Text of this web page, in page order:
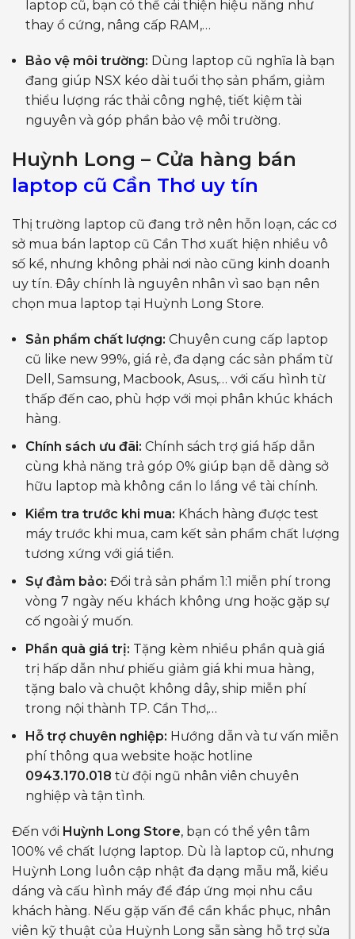
laptop cũ, bạn có thể cải thiện hiệu năng như
thay ổ cứng, nâng cấp RAM,…
Bảo vệ môi trường: Dùng laptop cũ nghĩa là bạn
đang giúp NSX kéo dài tuổi thọ sản phẩm, giảm
thiểu lượng rác thải công nghệ, tiết kiệm tài
nguyên và góp phần bảo vệ môi trường.
Huỳnh Long – Cửa hàng bán
laptop cũ Cần Thơ uy tín
Thị trường laptop cũ đang trở nên hỗn loạn, các cơ
sở mua bán laptop cũ Cần Thơ xuất hiện nhiều vô
số kể, nhưng không phải nơi nào cũng kinh doanh
uy tín. Đây chính là nguyên nhân vì sao bạn nên
chọn mua laptop tại Huỳnh Long Store.
Sản phẩm chất lượng: Chuyên cung cấp laptop
cũ like new 99%, giá rẻ, đa dạng các sản phẩm từ
Dell, Samsung, Macbook, Asus,… với cấu hình từ
thấp đến cao, phù hợp với mọi phân khúc khách
hàng.
Chính sách ưu đãi: Chính sách trợ giá hấp dẫn
cùng khả năng trả góp 0% giúp bạn dễ dàng sở
hữu laptop mà không cần lo lắng về tài chính.
Kiểm tra trước khi mua: Khách hàng được test
máy trước khi mua, cam kết sản phẩm chất lượng
tương xứng với giá tiền.
Sự đảm bảo: Đổi trả sản phẩm 1:1 miễn phí trong
vòng 7 ngày nếu khách không ưng hoặc gặp sự
cố ngoài ý muốn.
Phần quà giá trị: Tặng kèm nhiều phần quà giá
trị hấp dẫn như phiếu giảm giá khi mua hàng,
tặng balo và chuột không dây, ship miễn phí
trong nội thành TP. Cần Thơ,…
Hỗ trợ chuyên nghiệp: Hướng dẫn và tư vấn miễn
phí thông qua website hoặc hotline
0943.170.018 từ đội ngũ nhân viên chuyên
nghiệp và tận tình.
Đến với Huỳnh Long Store, bạn có thể yên tâm
100% về chất lượng laptop. Dù là laptop cũ, nhưng
Huỳnh Long luôn cập nhật đa dạng mẫu mã, kiểu
dáng và cấu hình máy để đáp ứng mọi nhu cầu
khách hàng. Nếu gặp vấn đề cần khắc phục, nhân
viên kỹ thuật của Huỳnh Long sẵn sàng hỗ trợ sửa